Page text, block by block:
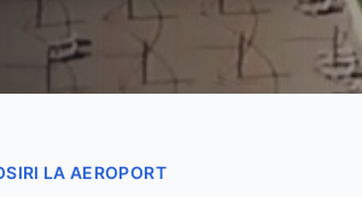
LA AEROPORT